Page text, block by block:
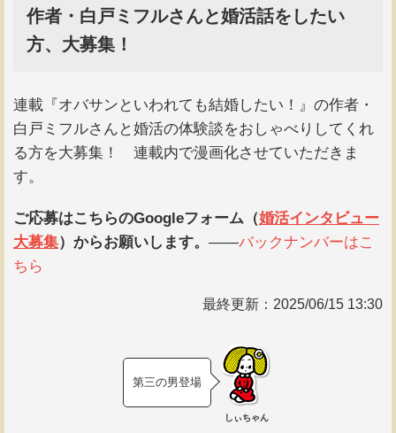
作者・白戸ミフルさんと婚活話をしたい
方、大募集！
連載『オバサンといわれても結婚したい！』の作者・
白戸ミフルさんと婚活の体験談をおしゃべりしてくれ
る方を大募集！ 連載内で漫画化させていただきま
す。
ご応募はこちらのGoogleフォーム（婚活インタビュー
大募集）からお願いします。 ――バックナンバーはこ
ちら
最終更新： 2025/06/15 13:30
第三の男登場
しぃちゃん